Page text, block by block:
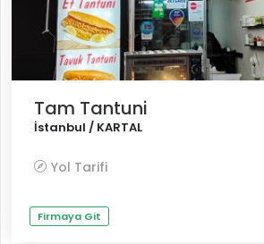
Tam Tantuni
İstanbul / KARTAL
Yol Tarifi
Firmaya Git